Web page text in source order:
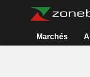
Marchés